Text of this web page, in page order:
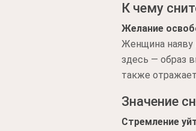
К чему
Желание
Женщина наяву
здесь — образ
также
Значение
Стремление